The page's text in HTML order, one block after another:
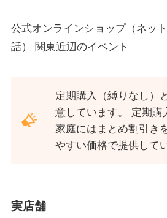
公式オンラインショップ（ネッ
話） 関東近辺のイベント
定期購入（縛りなし）
意しています。 定期購
家庭にはまとめ割引き
やすい価格で提供して
実店舗